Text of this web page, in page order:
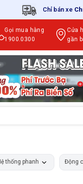
Chỉ bán xe
Gọi mua hàng
1900.0300
Cửa
gần
thống phanh Động